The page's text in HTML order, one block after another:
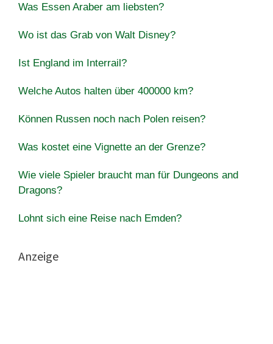
Was Essen Araber am liebsten?
Wo ist das Grab von Walt Disney?
Ist England im Interrail?
Welche Autos halten über 400000 km?
Können Russen noch nach Polen reisen?
Was kostet eine Vignette an der Grenze?
Wie viele Spieler braucht man für Dungeons and
Dragons?
Lohnt sich eine Reise nach Emden?
Anzeige